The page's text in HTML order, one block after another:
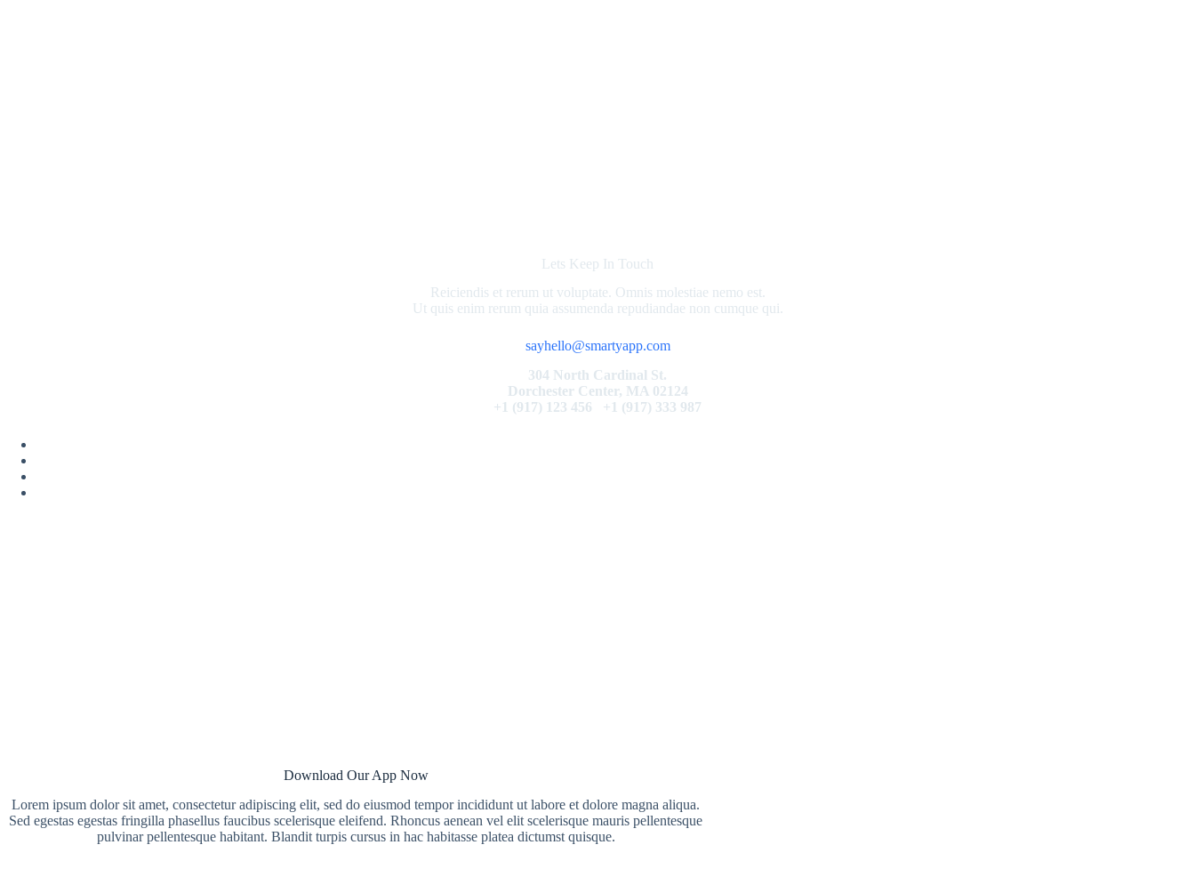
Lets Keep In Touch
Reiciendis et rerum ut voluptate. Omnis molestiae nemo est.
Ut quis enim rerum quia assumenda repudiandae non cumque qui.
sayhello@smartyapp.com
304 North Cardinal St.
Dorchester Center, MA 02124
+1 (917) 123 456 +1 (917) 333 987
Download Our App Now
Lorem ipsum dolor sit amet, consectetur adipiscing elit, sed do eiusmod tempor incididunt ut labore et dolore magna aliqua.
Sed egestas egestas fringilla phasellus faucibus scelerisque eleifend. Rhoncus aenean vel elit scelerisque mauris pellentesque
pulvinar pellentesque habitant. Blandit turpis cursus in hac habitasse platea dictumst quisque.